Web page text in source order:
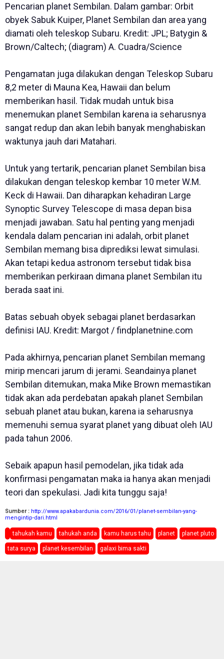
Pencarian planet Sembilan. Dalam gambar: Orbit
obyek Sabuk Kuiper, Planet Sembilan dan area yang
diamati oleh teleskop Subaru. Kredit: JPL; Batygin &
Brown/Caltech; (diagram) A. Cuadra/Science
Pengamatan juga dilakukan dengan Teleskop Subaru
8,2 meter di Mauna Kea, Hawaii dan belum
memberikan hasil. Tidak mudah untuk bisa
menemukan planet Sembilan karena ia seharusnya
sangat redup dan akan lebih banyak menghabiskan
waktunya jauh dari Matahari.
Untuk yang tertarik, pencarian planet Sembilan bisa
dilakukan dengan teleskop kembar 10 meter W.M.
Keck di Hawaii. Dan diharapkan kehadiran Large
Synoptic Survey Telescope di masa depan bisa
menjadi jawaban. Satu hal penting yang menjadi
kendala dalam pencarian ini adalah, orbit planet
Sembilan memang bisa diprediksi lewat simulasi.
Akan tetapi kedua astronom tersebut tidak bisa
memberikan perkiraan dimana planet Sembilan itu
berada saat ini.
Batas sebuah obyek sebagai planet berdasarkan
definisi IAU. Kredit: Margot / findplanetnine.com
Pada akhirnya, pencarian planet Sembilan memang
mirip mencari jarum di jerami. Seandainya planet
Sembilan ditemukan, maka Mike Brown memastikan
tidak akan ada perdebatan apakah planet Sembilan
sebuah planet atau bukan, karena ia seharusnya
memenuhi semua syarat planet yang dibuat oleh IAU
pada tahun 2006.
Sebaik apapun hasil pemodelan, jika tidak ada
konfirmasi pengamatan maka ia hanya akan menjadi
teori dan spekulasi. Jadi kita tunggu saja!
Sumber : http://www.apakabardunia.com/2016/01/planet-sembilan-yang-
mengintip-dari.html
tahukah kamu tahukah anda kamu harus tahu planet planet pluto
tata surya planet kesembilan galaxi bima sakti